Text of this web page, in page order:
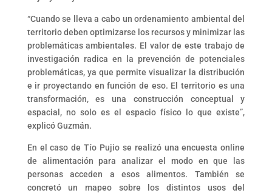
“Cuando se lleva a cabo un ordenamiento ambiental del
territorio deben optimizarse los recursos y minimizar las
problemáticas ambientales. El valor de este trabajo de
investigación radica en la prevención de potenciales
problemáticas, ya que permite visualizar la distribución
e ir proyectando en función de eso. El territorio es una
transformación, es una construcción conceptual y
espacial, no solo es el espacio físico lo que existe”,
explicó Guzmán.
En el caso de Tío Pujio se realizó una encuesta online
de alimentación para analizar el modo en que las
personas acceden a esos alimentos. También se
concretó un mapeo sobre los distintos usos del